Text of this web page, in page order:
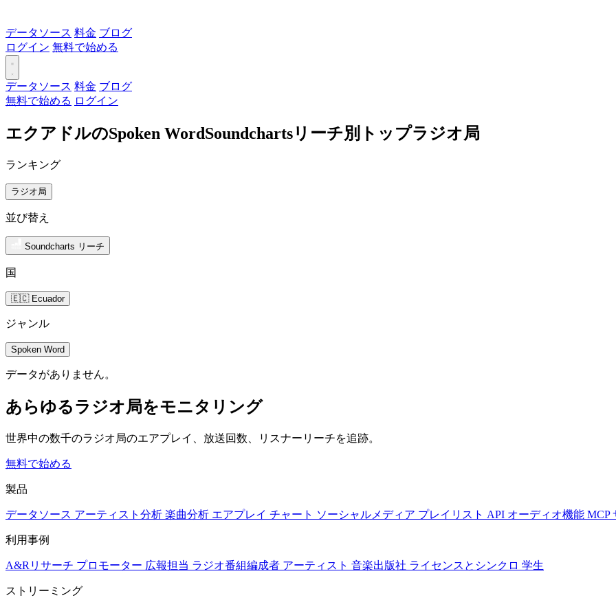
データソース 料金 ブログ
ログイン 無料で始める
データソース 料金 ブログ
無料で始める ログイン
エクアドルのSpoken WordSoundchartsリーチ別トップラジオ局
ランキング
ラジオ局
並び替え
Soundcharts リーチ
国
🇪🇨 Ecuador
ジャンル
Spoken Word
データがありません。
あらゆるラジオ局をモニタリング
世界中の数千のラジオ局のエアプレイ、放送回数、リスナーリーチを追跡。
無料で始める
製品
データソース アーティスト分析 楽曲分析 エアプレイ チャート ソーシャルメディア プレイリスト API オーディオ機能 MCP
利用事例
A&Rリサーチ プロモーター 広報担当 ラジオ番組編成者 アーティスト 音楽出版社 ライセンスとシンクロ 学生
ストリーミング